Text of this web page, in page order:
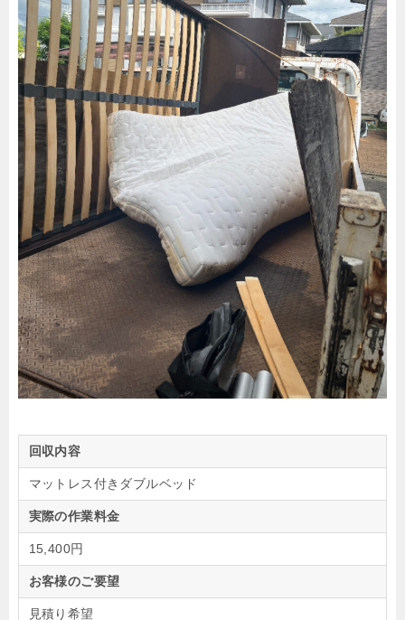
回収内容
マットレス付きダブルベッド
実際の作業料金
15,400円
お客様のご要望
見積り希望